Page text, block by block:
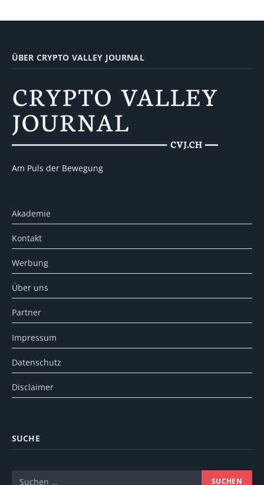
ÜBER CRYPTO VALLEY JOURNAL
Am Puls der Bewegung
Akademie
Kontakt
Werbung
Über uns
Partner
Impressum
Datenschutz
Disclaimer
SUCHE